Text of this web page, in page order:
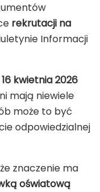
rekrutacji na
Informacji
16 kwietnia 2026
mają niewiele
może to być
odpowiedzialnej
znaczenie ma
oświatową